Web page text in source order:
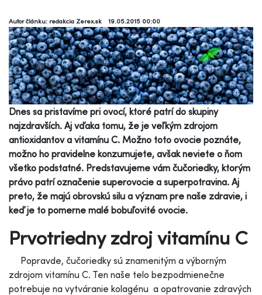
Autor článku: redakcia Zerex.sk 19.05.2015 00:00
Dnes sa pristavíme pri ovocí, ktoré patrí do skupiny
najzdravších. Aj vďaka tomu, že je veľkým zdrojom
antioxidantov a vitamínu C. Možno toto ovocie poznáte,
možno ho pravidelne konzumujete, avšak neviete o ňom
všetko podstatné. Predstavujeme vám čučoriedky, ktorým
právo patrí označenie superovocie a superpotravina. Aj
preto, že majú obrovskú silu a význam pre naše zdravie, i
keď je to pomerne malé bobuľovité ovocie.
Prvotriedny zdroj vitamínu C
Popravde, čučoriedky sú znamenitým a výborným
zdrojom vitamínu C. Ten naše telo bezpodmienečne
potrebuje na vytváranie kolagénu a opatrovanie zdravých